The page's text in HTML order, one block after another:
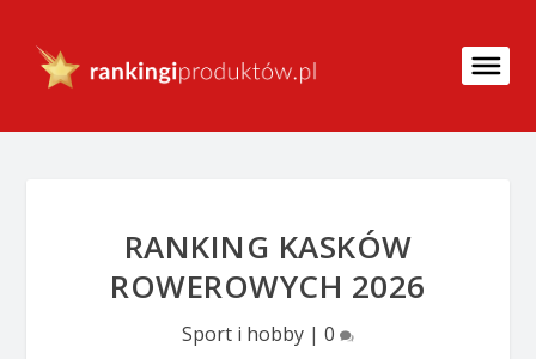
RANKING KASKÓW
ROWEROWYCH 2026
Sport i hobby | 0